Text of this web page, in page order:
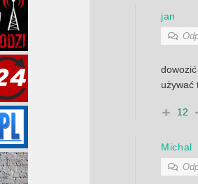
jan
używać
12
Michal